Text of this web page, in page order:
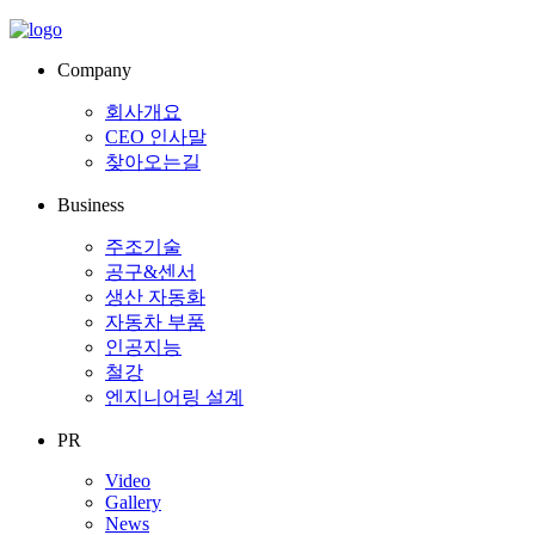
Company
회사개요
CEO 인사말
찾아오는길
Business
주조기술
공구&센서
생산 자동화
자동차 부품
인공지능
철강
엔지니어링 설계
PR
Video
Gallery
News